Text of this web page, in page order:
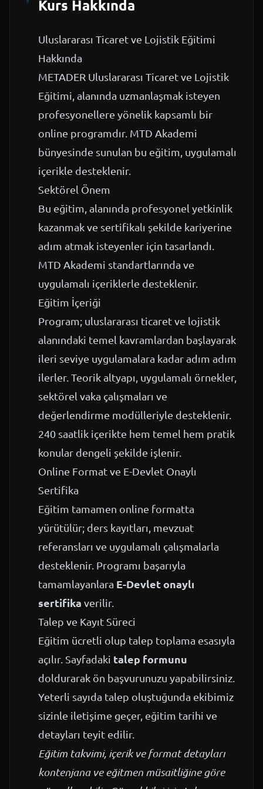
Kurs Hakkında
Uluslararası Ticaret ve Lojistik Eğitimi
Hakkında
METADER Uluslararası Ticaret ve Lojistik
Eğitimi, alanında uzmanlaşmak isteyen
profesyonellere yönelik kapsamlı bir
online programdır. MTD Akademi
bünyesinde sunulan bu eğitim, uygulamalı
içerikle desteklenir.
Sektörel Önem
Bu eğitim, alanında profesyonel yetkinlik
kazanmak ve sertifikalı şekilde kariyerine
adım atmak isteyenler için tasarlandı.
MTD Akademi standartlarında ve
uygulamalı içeriklerle desteklenir.
Eğitim İçeriği
Program; uluslararası ticaret ve lojistik
alanındaki temel kavramlardan başlayarak
ileri seviye uygulamalara kadar adım adım
ilerler. Teorik altyapı, uygulamalı örnekler,
sektörel vaka çalışmaları ve
değerlendirme modülleriyle desteklenir.
240 saatlik içerikte hem temel hem pratik
konular dengeli şekilde işlenir.
Online Format ve E-Devlet Onaylı
Sertifika
Eğitim tamamen online formatta
yürütülür; ders kayıtları, mevzuat
referansları ve uygulamalı çalışmalarla
desteklenir. Programı başarıyla
tamamlayanlara E-Devlet onaylı
sertifika verilir.
Talep ve Kayıt Süreci
Eğitim ücretli olup talep toplama esasıyla
açılır. Sayfadaki talep formunu
doldurarak ön başvurunuzu yapabilirsiniz.
Yeterli sayıda talep oluştuğunda ekibimiz
sizinle iletişime geçer, eğitim tarihi ve
detayları teyit edilir.
Eğitim takvimi, içerik ve format detayları
kontenjana ve eğitmen müsaitliğine göre